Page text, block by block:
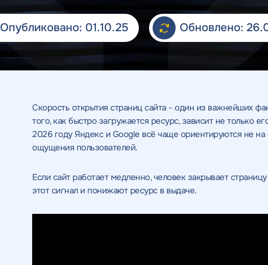
Опубликовано: 01.10.25 Обновлено:
Скорость открытия страниц сайта - один из важнейших
того, как быстро загружается ресурс, зависит не только
2026 году Яндекс и Google всё чаще ориентируются не
ощущения пользователей.
Если сайт работает медленно, человек закрывает
этот сигнал и понижают ресурс в выдаче.